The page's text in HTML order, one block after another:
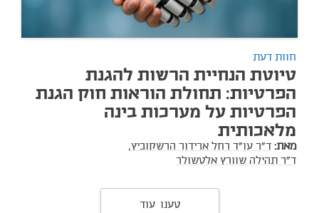
חוות דעת
טיוטת הנחיית הרשות להגנת
הפרטיות: תחולת הוראות חוק הגנת
הפרטיות על מערכות בינה
מלאכותית
מאת: ד"ר עו"ד רחל ארידור הרשקוביץ,
ד"ר תהילה שוורץ אלטשולר
טענו עוד